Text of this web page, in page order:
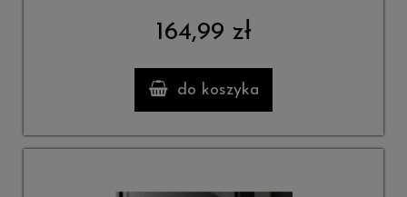
164,99 zł
do koszyka